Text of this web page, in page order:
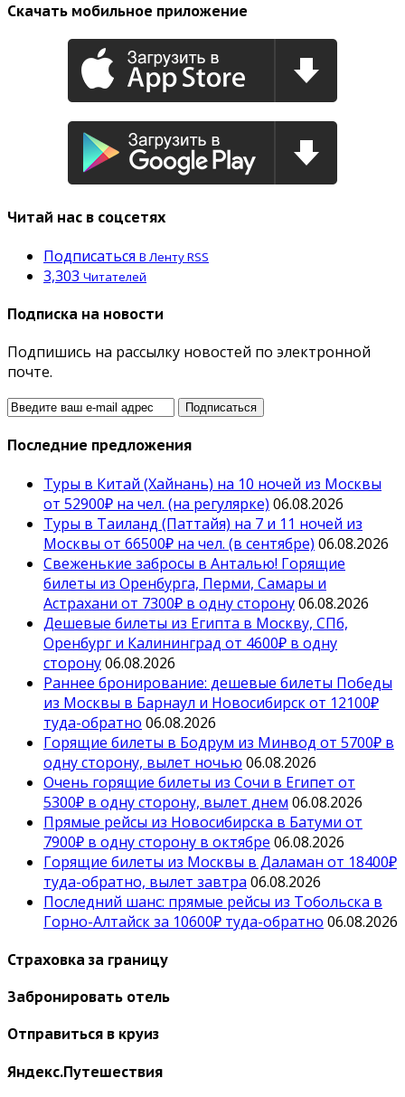
Скачать мобильное приложение
Читай нас в соцсетях
Подписаться В Ленту RSS
3,303 Читателей
Подписка на новости
Подпишись на рассылку новостей по электронной
почте.
Последние предложения
Туры в Китай (Хайнань) на 10 ночей из Москвы
от 52900₽ на чел. (на регулярке) 06.08.2026
Туры в Таиланд (Паттайя) на 7 и 11 ночей из
Москвы от 66500₽ на чел. (в сентябре) 06.08.2026
Свеженькие забросы в Анталью! Горящие
билеты из Оренбурга, Перми, Самары и
Астрахани от 7300₽ в одну сторону06.08.2026
Дешевые билеты из Египта в Москву, СПб,
Оренбург и Калининград от 4600₽ в одну
сторону06.08.2026
Раннее бронирование: дешевые билеты Победы
из Москвы в Барнаул и Новосибирск от 12100₽
туда-обратно 06.08.2026
Горящие билеты в Бодрум из Минвод от 5700₽ в
одну сторону, вылет ночью 06.08.2026
Очень горящие билеты из Сочи в Египет от
5300₽ в одну сторону, вылет днем 06.08.2026
Прямые рейсы из Новосибирска в Батуми от
7900₽ в одну сторону в октябре 06.08.2026
Горящие билеты из Москвы в Даламан от 18400₽
туда-обратно, вылет завтра 06.08.2026
Последний шанс: прямые рейсы из Тобольска в
Горно-Алтайск за 10600₽ туда-обратно 06.08.2026
Страховка за границу
Забронировать отель
Отправиться в круиз
Яндекс.Путешествия